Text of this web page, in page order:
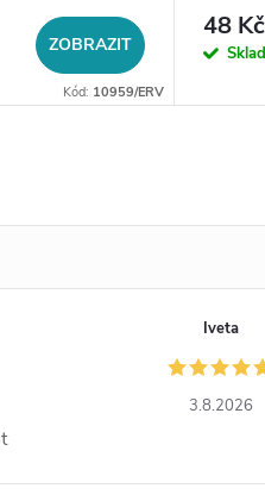
ZOBRAZIT
Kód: 10959/ERV
48 Kč
Iveta
3.8.2026